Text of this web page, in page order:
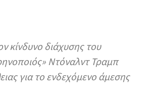
κίνδυνο διάχυσης του
Ντόναλντ Τραμπ
για το ενδεχόμενο άμεσης